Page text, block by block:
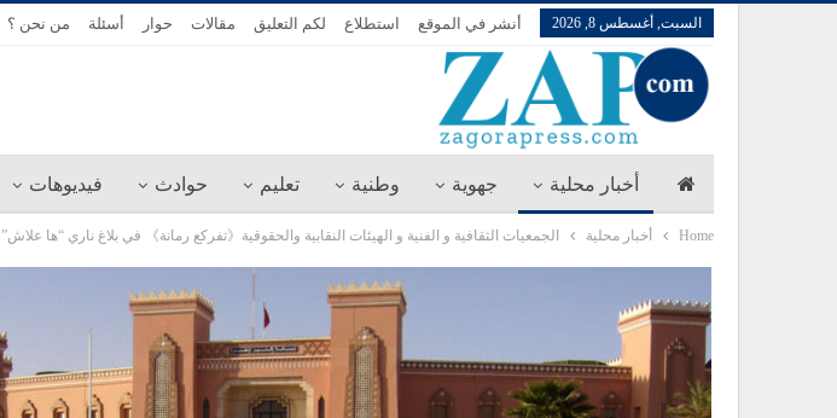
السبت, أغسطس 8, 2026 أنشر في الموقع استطلاع لكم التعليق مقالات حوار أسئلة من نحن ؟
أخبار محلية جهوية وطنية تعليم حوادث فيديوهات
Home أخبار محلية الجمعيات الثقافية و الفنية و الهيئات النقابية والحقوقية《تفركع رمانة》 في بلاغ ناري “ها علاش”